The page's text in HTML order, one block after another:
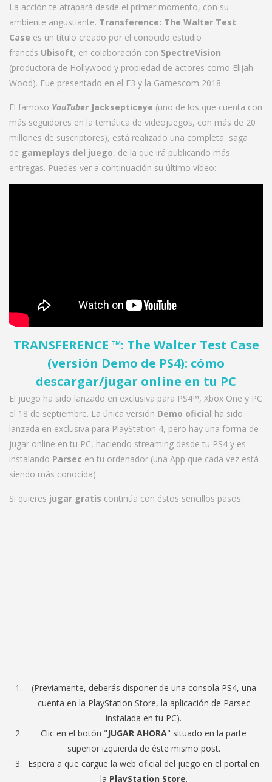
La acción te atrapará desde el primer momento, con su
ambiente angustiante. Transference: The Walter Test
Case es un título creado por el conocido estudio
francés Ubisoft, en colaboración con SpectreVision
(productora de Hollywood y propiedad de actores como Elijah
Wood). Fue presentado en el E3 y la Gamescom 2018
El famoso YouTuber Jacksepticeye (uno de los que cuenta con
más seguidores en la temática de videojuegos, con más de 20
millones de suscriptores), está realizado una completa saga
de gameplays del juego, de la que irá publicando más
entregas. Puedes ver a continuación su último vídeo:
TRANSFERENCE ™: The Walter Test Case
(versión Demo de PS4): cómo
descargar/jugar online en tu PC
El juego ha sido lanzado en exclusiva para PS4™, Xbox One y PC
el 18 de septiembre. La única versión Demo oficial ha sido
lanzada en exclusiva para PlayStation 4, pero hay una forma de
jugar online en tu PC, haciendo streaming desde tu PS4 y es
instalando Parsec en tu ordenador (una App que cada vez está
siendo más conocida).
Si quieres jugar gratis continúa con éstos sencillos pasos:
(Previamente, deberás disponer de una consola PS4, una
cuenta en la PlayStation Store, la aplicación de Parsec
instalada en tu PC).
Clic en el botón "JUGAR AHORA" situado en la parte
superior izquierda de éste mismo post.
Espera a que cargue la web oficial del juego en el portal en
la PlayStation Store.